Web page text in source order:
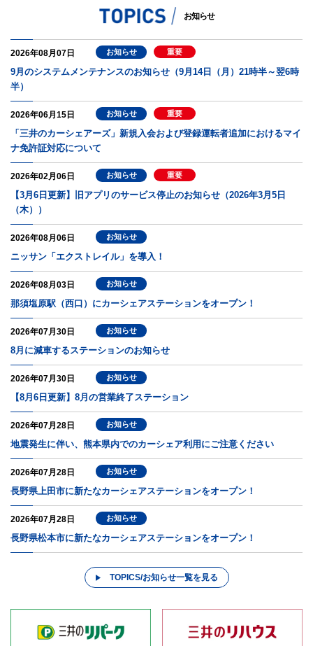
お知らせ
2026年08月07日 お知らせ 重要
9月のシステムメンテナンスのお知らせ（9月14日（月）21時半～翌6時
半）
2026年06月15日 お知らせ 重要
「三井のカーシェアーズ」新規入会および登録運転者追加におけるマイ
ナ免許証対応について
2026年02月06日 お知らせ 重要
【3月6日更新】旧アプリのサービス停止のお知らせ（2026年3月5日
（木））
2026年08月06日 お知らせ
ニッサン「エクストレイル」を導入！
2026年08月03日 お知らせ
那須塩原駅（西口）にカーシェアステーションをオープン！
2026年07月30日 お知らせ
8月に減車するステーションのお知らせ
2026年07月30日 お知らせ
【8月6日更新】8月の営業終了ステーション
2026年07月28日 お知らせ
地震発生に伴い、熊本県内でのカーシェア利用にご注意ください
2026年07月28日 お知らせ
長野県上田市に新たなカーシェアステーションをオープン！
2026年07月28日 お知らせ
長野県松本市に新たなカーシェアステーションをオープン！
TOPICS/お知らせ一覧を見る